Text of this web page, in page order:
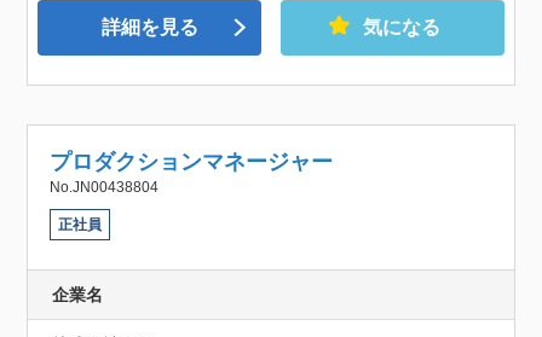
詳細を見る 気になる
プロダクションマネージャー
No.JN00438804
正社員
企業名